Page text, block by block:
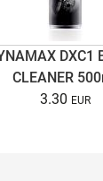
DXC1
CLEANER
3.30